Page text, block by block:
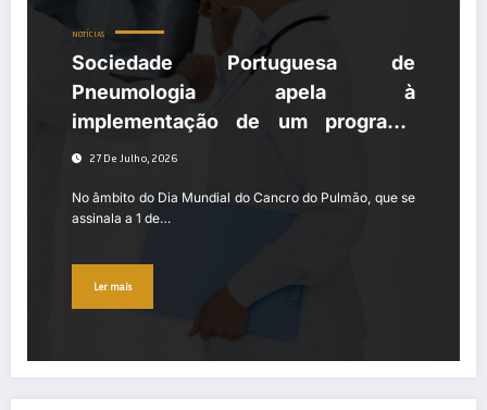
NOTÍCIAS
Sociedade Portuguesa de
Pneumologia apela à
implementação de um programa
nacional de rastreio do cancro do
27 De Julho, 2026
No âmbito do Dia Mundial do Cancro do Pulmão, que se
assinala a 1 de…
Ler mais